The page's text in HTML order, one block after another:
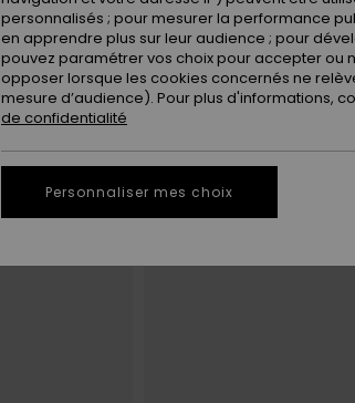
personnalisés ; pour mesurer la performance
en apprendre plus sur leur audience ; pour
pouvez paramétrer vos choix pour accepter ou
opposer lorsque les cookies concernés ne
mesure d’audience). Pour plus d'informations,
de confidentialité
Personnaliser mes choix